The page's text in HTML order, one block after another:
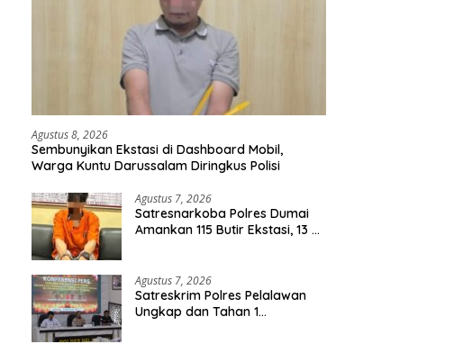
Agustus 8, 2026
Sembunyikan Ekstasi di Dashboard Mobil,
Warga Kuntu Darussalam Diringkus Polisi
Agustus 7, 2026
Satresnarkoba Polres Dumai
Amankan 115 Butir Ekstasi, 13 Pil
Agustus 7, 2026
Satreskrim Polres Pelalawan
Ungkap dan Tahan 1